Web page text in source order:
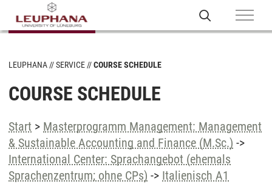
LEUPHANA SERVICE COURSE SCHEDULE
COURSE SCHEDULE
Start > Masterprogramm Management: Management
& Sustainable Accounting and Finance (M.Sc.) ->
International Center: Sprachangebot (ehemals
Sprachenzentrum; ohne CPs) -> Italienisch A1